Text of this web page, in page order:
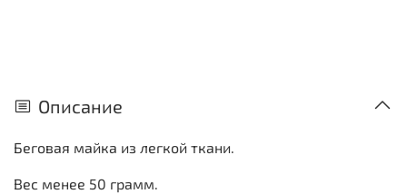
Описание
Беговая майка из легкой ткани.
Вес менее 50 грамм.